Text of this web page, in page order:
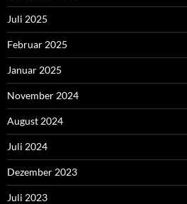
Juli 2025
Februar 2025
Januar 2025
November 2024
August 2024
Juli 2024
Dezember 2023
Juli 2023